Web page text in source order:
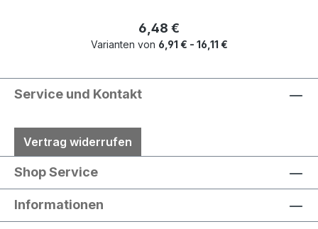
Regulärer Preis:
6,48 €
Varianten von 6,91 € - 16,11 €
Service und Kontakt
Vertrag widerrufen
Shop Service
Informationen